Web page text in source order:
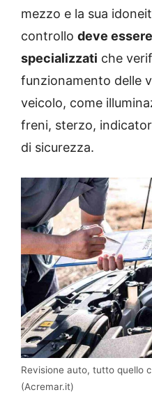
mezzo e la sua
controllo deve
specializzati che
funzionamento delle
veicolo, come
freni, sterzo,
di sicurezza.
Revisione auto, tutto quello
(Acremar.it)